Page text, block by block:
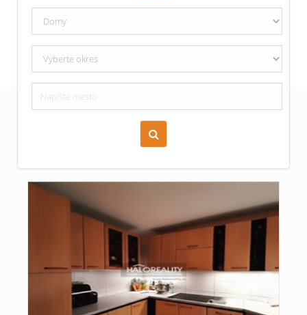
Zoraď podľa času pridania